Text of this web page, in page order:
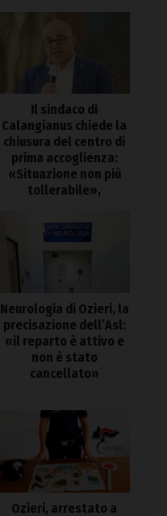
Il sindaco di
Calangianus chiede la
chiusura del centro di
prima accoglienza:
«Situazione non più
tollerabile»,
Neurologia di Ozieri, la
precisazione dell’Asl:
«il reparto è attivo e
non è stato
cancellato»
Ozieri, arrestato a